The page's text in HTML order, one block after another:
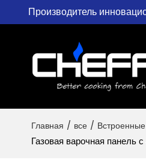
Производитель
Главная / все /
Газовая варочная панель